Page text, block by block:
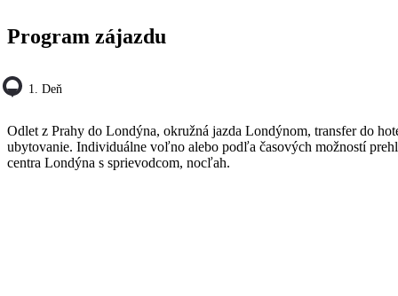
Program zájazdu
1. Deň
Odlet z Prahy do Londýna, okružná jazda Londýnom, transfer do
ubytovanie. Individuálne voľno alebo podľa časových možností
centra Londýna s sprievodcom, nocľah.